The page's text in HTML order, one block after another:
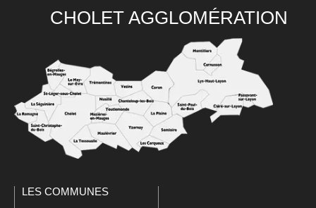
CHOLET AGGLOMÉRATION
LES COMMUNES